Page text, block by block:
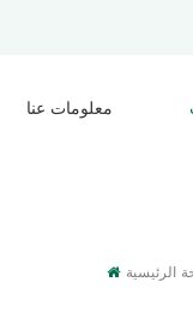
معلومات عنا
الرئيسية